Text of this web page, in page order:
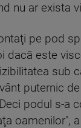
nu ar exista
pe pod
este
sub
puternic
podul s-a
oamenilor",